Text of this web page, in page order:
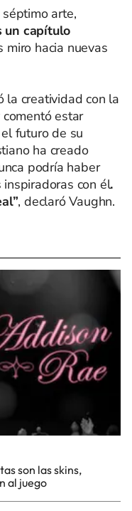
arte,
un capítulo
miro hacia nuevas
la creatividad con la
estar
futuro de su
ha creado
podría haber
con él.
, declaró Vaughn.
son las skins,
al juego